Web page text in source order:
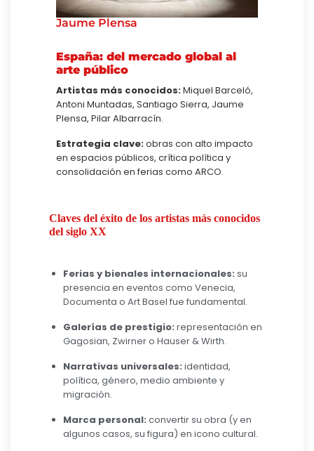
Jaume Plensa
España: del mercado global al
arte público
Artistas más conocidos:Miquel Barceló,
Antoni Muntadas, Santiago Sierra, Jaume
Plensa, Pilar Albarracín.
Estrategia clave:obras con alto impacto
en espacios públicos, crítica política y
consolidación en ferias como ARCO.
Claves del éxito de los artistas más conocidos
del siglo XX
Ferias y bienales internacionales: su
presencia en eventos como Venecia,
Documenta o Art Basel fue fundamental.
Galerías de prestigio: representación en
Gagosian, Zwirner o Hauser & Wirth.
Narrativas universales: identidad,
política, género, medio ambiente y
migración.
Marca personal: convertir su obra (y en
algunos casos, su figura) en icono cultural.